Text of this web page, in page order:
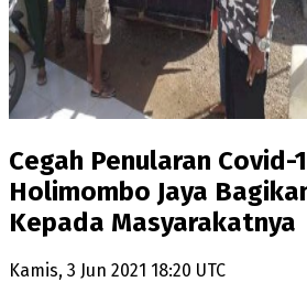
Cegah Penularan Covid-
Holimombo Jaya
Kepada Masyarakatnya
Kamis, 3 Jun 2021 18:20 UTC